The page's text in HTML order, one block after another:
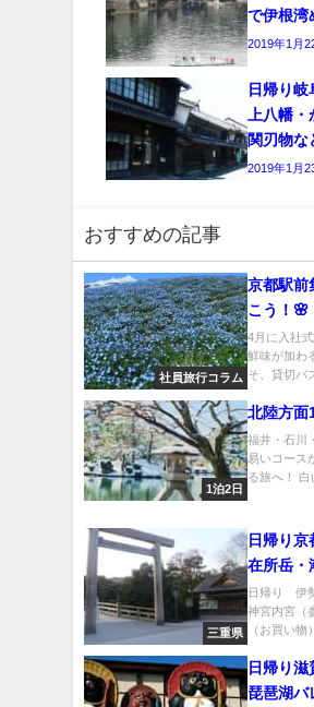
で伊根湾
2019年1月
日帰り
上八幡
関刃物な
2019年1月
おすすめの記事
社員旅行コラム
京都駅前
こう！🌸
4月に入社
鮮味が加わ
そ、貸切バ
1泊2日
北陸方面
福井・石川
易いコース
る旅へ！ 白
三重県
日帰り
在所岳・
日帰り 伊
神宮内宮（
（お買い物
日帰り
琵琶湖バ